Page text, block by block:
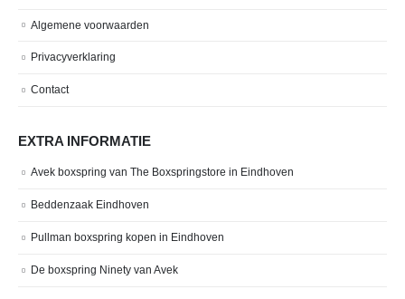
Algemene voorwaarden
Privacyverklaring
Contact
EXTRA INFORMATIE
Avek boxspring van The Boxspringstore in Eindhoven
Beddenzaak Eindhoven
Pullman boxspring kopen in Eindhoven
De boxspring Ninety van Avek